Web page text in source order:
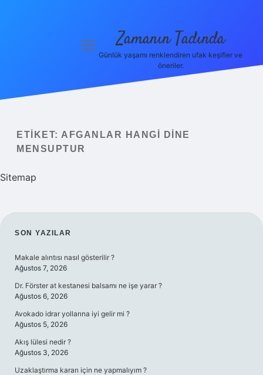
Yasal Uyarı
Hakkımızda
menüyüZamanın Tadında
Günlük yaşamı renklendiren ufak keşifler ve
öneriler.
ETIKET: AFGANLAR HANGI DINE
MENSUPTUR
Sitemap
SIDEBAR
SON YAZILAR
Makale alıntısı nasıl gösterilir ?
Ağustos 7, 2026
Dr. Förster at kestanesi balsamı ne işe yarar ?
Ağustos 6, 2026
Avokado idrar yollarına iyi gelir mi ?
Ağustos 5, 2026
Akış lülesi nedir ?
Ağustos 3, 2026
Uzaklaştırma kararı için ne yapmalıyım ?